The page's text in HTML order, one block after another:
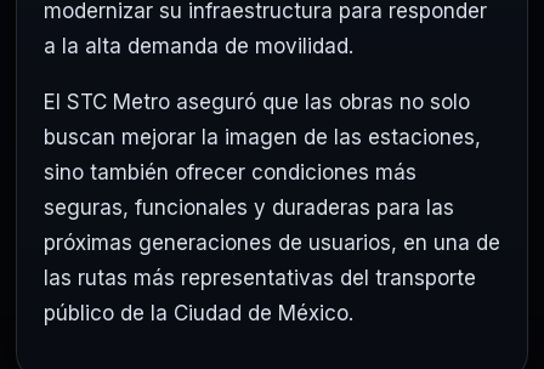
modernizar su infraestructura para responder
a la alta demanda de movilidad.
El STC Metro aseguró que las obras no solo
buscan mejorar la imagen de las estaciones,
sino también ofrecer condiciones más
seguras, funcionales y duraderas para las
próximas generaciones de usuarios, en una de
las rutas más representativas del transporte
público de la Ciudad de México.